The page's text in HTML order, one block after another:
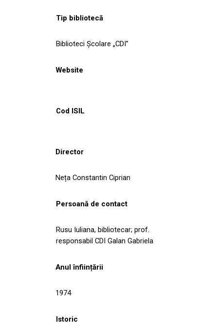
NOUTĂȚI
Tip bibliotecă
Biblioteci Școlare „CDI”
Website
Cod ISIL
Director
Neța Constantin Ciprian
Persoană de contact
Rusu Iuliana, bibliotecar; prof.
responsabil CDI Galan Gabriela
Anul înființării
1974
Istoric